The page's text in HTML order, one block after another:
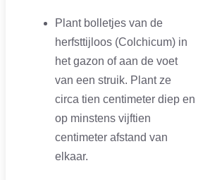
Plant bolletjes van de
herfsttijloos (Colchicum) in
het gazon of aan de voet
van een struik. Plant ze
circa tien centimeter diep en
op minstens vijftien
centimeter afstand van
elkaar.